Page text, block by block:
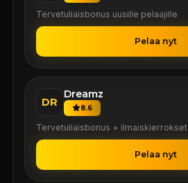
Tervetuliaisbonus uusille pelaajille
Pelaa nyt
DR
Dreamz
8.6
Tervetuliaisbonus + ilmaiskierrokset
Pelaa nyt